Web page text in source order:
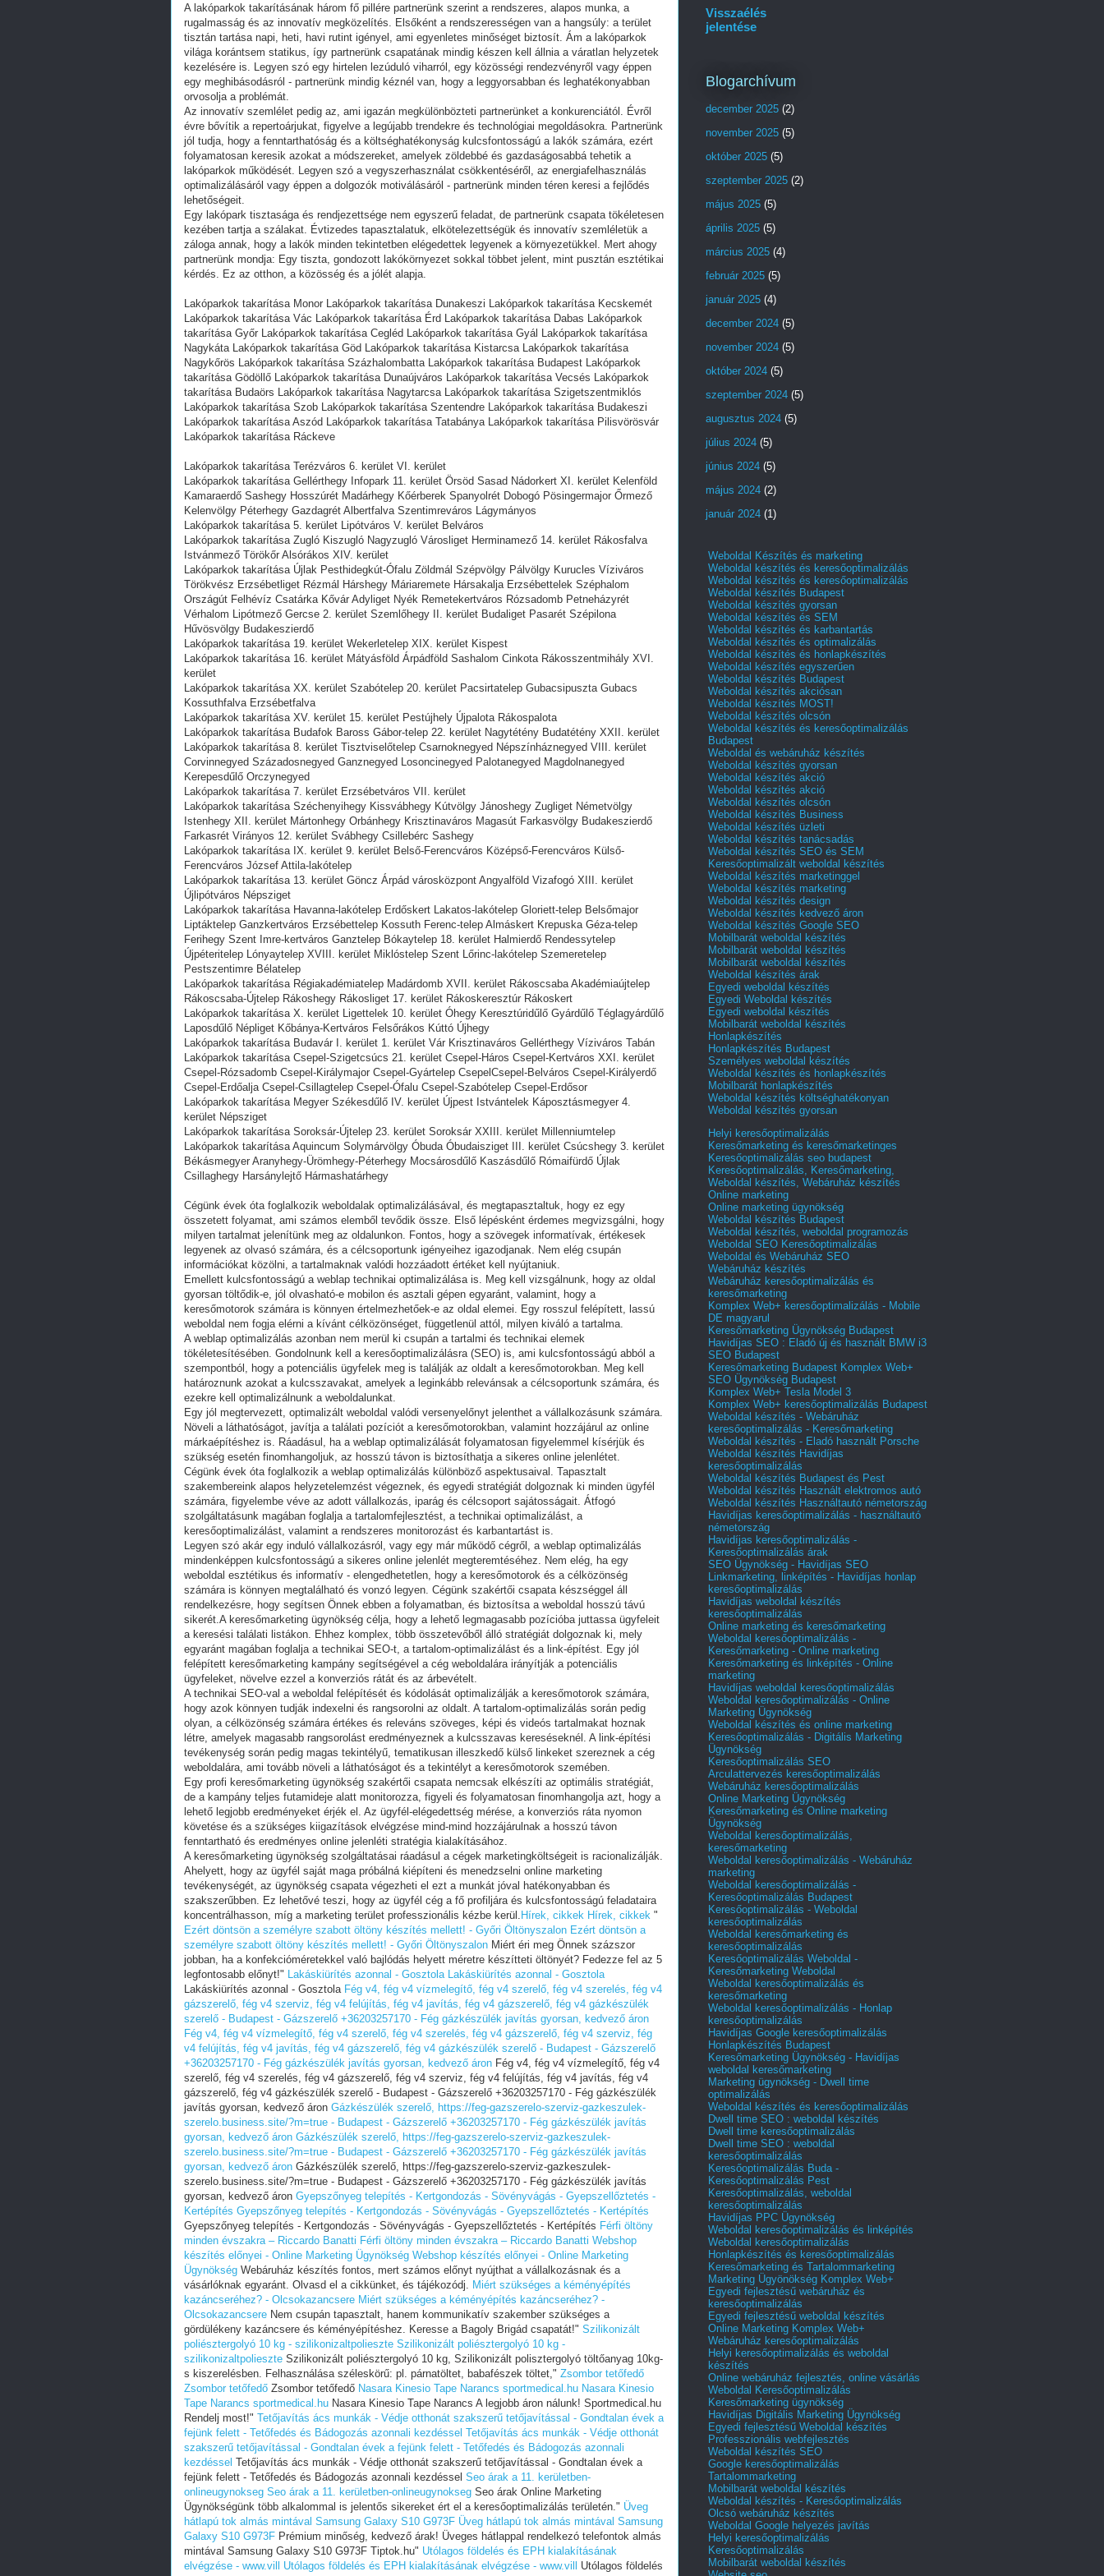
A lakóparkok takarításának három fő pillére partnerünk szerint a rendszeres, alapos munka, a
rugalmasság és az innovatív megközelítés. Elsőként a rendszerességen van a hangsúly: a terület
tisztán tartása napi, heti, havi rutint igényel, ami egyenletes minőséget biztosít. Ám a lakóparkok
világa korántsem statikus, így partnerünk csapatának mindig készen kell állnia a váratlan helyzetek
kezelésére is. Legyen szó egy hirtelen lezúduló viharról, egy közösségi rendezvényről vagy éppen
egy meghibásodásról - partnerünk mindig kéznél van, hogy a leggyorsabban és leghatékonyabban
orvosolja a problémát.
Az innovatív szemlélet pedig az, ami igazán megkülönbözteti partnerünket a konkurenciától. Évről
évre bővítik a repertoárjukat, figyelve a legújabb trendekre és technológiai megoldásokra. Partnerünk
jól tudja, hogy a fenntarthatóság és a költséghatékonyság kulcsfontosságú a lakók számára, ezért
folyamatosan keresik azokat a módszereket, amelyek zöldebbé és gazdaságosabbá tehetik a
lakóparkok működését. Legyen szó a vegyszerhasználat csökkentéséről, az energiafelhasználás
optimalizálásáról vagy éppen a dolgozók motiválásáról - partnerünk minden téren keresi a fejlődés
lehetőségeit.
Egy lakópark tisztasága és rendjezettsége nem egyszerű feladat, de partnerünk csapata tökéletesen
kezében tartja a szálakat. Évtizedes tapasztalatuk, elkötelezettségük és innovatív szemléletük a
záloga annak, hogy a lakók minden tekintetben elégedettek legyenek a környezetükkel. Mert ahogy
partnerünk mondja: Egy tiszta, gondozott lakókörnyezet sokkal többet jelent, mint pusztán esztétikai
kérdés. Ez az otthon, a közösség és a jólét alapja.
Lakóparkok takarítása Monor Lakóparkok takarítása Dunakeszi Lakóparkok takarítása Kecskemét
Lakóparkok takarítása Vác Lakóparkok takarítása Érd Lakóparkok takarítása Dabas Lakóparkok
takarítása Győr Lakóparkok takarítása Cegléd Lakóparkok takarítása Gyál Lakóparkok takarítása
Nagykáta Lakóparkok takarítása Göd Lakóparkok takarítása Kistarcsa Lakóparkok takarítása
Nagykőrös Lakóparkok takarítása Százhalombatta Lakóparkok takarítása Budapest Lakóparkok
takarítása Gödöllő Lakóparkok takarítása Dunaújváros Lakóparkok takarítása Vecsés Lakóparkok
takarítása Budaörs Lakóparkok takarítása Nagytarcsa Lakóparkok takarítása Szigetszentmiklós
Lakóparkok takarítása Szob Lakóparkok takarítása Szentendre Lakóparkok takarítása Budakeszi
Lakóparkok takarítása Aszód Lakóparkok takarítása Tatabánya Lakóparkok takarítása Pilisvörösvár
Lakóparkok takarítása Ráckeve
Lakóparkok takarítása Terézváros 6. kerület VI. kerület
Lakóparkok takarítása Gellérthegy Infopark 11. kerület Örsöd Sasad Nádorkert XI. kerület Kelenföld
Kamaraerdő Sashegy Hosszúrét Madárhegy Kőérberek Spanyolrét Dobogó Pösingermajor Őrmező
Kelenvölgy Péterhegy Gazdagrét Albertfalva Szentimreváros Lágymányos
Lakóparkok takarítása 5. kerület Lipótváros V. kerület Belváros
Lakóparkok takarítása Zugló Kiszugló Nagyzugló Városliget Herminamező 14. kerület Rákosfalva
Istvánmező Törökőr Alsórákos XIV. kerület
Lakóparkok takarítása Újlak Pesthidegkút-Ófalu Zöldmál Szépvölgy Pálvölgy Kurucles Víziváros
Törökvész Erzsébetliget Rézmál Hárshegy Máriaremete Hársakalja Erzsébettelek Széphalom
Országút Felhévíz Csatárka Kővár Adyliget Nyék Remetekertváros Rózsadomb Petneházyrét
Vérhalom Lipótmező Gercse 2. kerület Szemlőhegy II. kerület Budaliget Pasarét Szépilona
Hűvösvölgy Budakeszierdő
Lakóparkok takarítása 19. kerület Wekerletelep XIX. kerület Kispest
Lakóparkok takarítása 16. kerület Mátyásföld Árpádföld Sashalom Cinkota Rákosszentmihály XVI.
kerület
Lakóparkok takarítása XX. kerület Szabótelep 20. kerület Pacsirtatelep Gubacsipuszta Gubacs
Kossuthfalva Erzsébetfalva
Lakóparkok takarítása XV. kerület 15. kerület Pestújhely Újpalota Rákospalota
Lakóparkok takarítása Budafok Baross Gábor-telep 22. kerület Nagytétény Budatétény XXII. kerület
Lakóparkok takarítása 8. kerület Tisztviselőtelep Csarnoknegyed Népszínháznegyed VIII. kerület
Corvinnegyed Századosnegyed Ganznegyed Losoncinegyed Palotanegyed Magdolnanegyed
Kerepesdűlő Orczynegyed
Lakóparkok takarítása 7. kerület Erzsébetváros VII. kerület
Lakóparkok takarítása Széchenyihegy Kissvábhegy Kútvölgy Jánoshegy Zugliget Németvölgy
Istenhegy XII. kerület Mártonhegy Orbánhegy Krisztinaváros Magasút Farkasvölgy Budakeszierdő
Farkasrét Virányos 12. kerület Svábhegy Csillebérc Sashegy
Lakóparkok takarítása IX. kerület 9. kerület Belső-Ferencváros Középső-Ferencváros Külső-
Ferencváros József Attila-lakótelep
Lakóparkok takarítása 13. kerület Göncz Árpád városközpont Angyalföld Vizafogó XIII. kerület
Újlipótváros Népsziget
Lakóparkok takarítása Havanna-lakótelep Erdőskert Lakatos-lakótelep Gloriett-telep Belsőmajor
Liptáktelep Ganzkertváros Erzsébettelep Kossuth Ferenc-telep Almáskert Krepuska Géza-telep
Ferihegy Szent Imre-kertváros Ganztelep Bókaytelep 18. kerület Halmierdő Rendessytelep
Újpéteritelep Lónyaytelep XVIII. kerület Miklóstelep Szent Lőrinc-lakótelep Szemeretelep
Pestszentimre Bélatelep
Lakóparkok takarítása Régiakadémiatelep Madárdomb XVII. kerület Rákoscsaba Akadémiaújtelep
Rákoscsaba-Újtelep Rákoshegy Rákosliget 17. kerület Rákoskeresztúr Rákoskert
Lakóparkok takarítása X. kerület Ligettelek 10. kerület Óhegy Keresztúridűlő Gyárdűlő Téglagyárdűlő
Laposdűlő Népliget Kőbánya-Kertváros Felsőrákos Kúttó Újhegy
Lakóparkok takarítása Budavár I. kerület 1. kerület Vár Krisztinaváros Gellérthegy Víziváros Tabán
Lakóparkok takarítása Csepel-Szigetcsúcs 21. kerület Csepel-Háros Csepel-Kertváros XXI. kerület
Csepel-Rózsadomb Csepel-Királymajor Csepel-Gyártelep CsepelCsepel-Belváros Csepel-Királyerdő
Csepel-Erdőalja Csepel-Csillagtelep Csepel-Ófalu Csepel-Szabótelep Csepel-Erdősor
Lakóparkok takarítása Megyer Székesdűlő IV. kerület Újpest Istvántelek Káposztásmegyer 4.
kerület Népsziget
Lakóparkok takarítása Soroksár-Újtelep 23. kerület Soroksár XXIII. kerület Millenniumtelep
Lakóparkok takarítása Aquincum Solymárvölgy Óbuda Óbudaisziget III. kerület Csúcshegy 3. kerület
Békásmegyer Aranyhegy-Ürömhegy-Péterhegy Mocsárosdűlő Kaszásdűlő Rómaifürdő Újlak
Csillaghegy Harsánylejtő Hármashatárhegy
Cégünk évek óta foglalkozik weboldalak optimalizálásával, és megtapasztaltuk, hogy ez egy
összetett folyamat, ami számos elemből tevődik össze. Első lépésként érdemes megvizsgálni, hogy
milyen tartalmat jelenítünk meg az oldalunkon. Fontos, hogy a szövegek informatívak, értékesek
legyenek az olvasó számára, és a célcsoportunk igényeihez igazodjanak. Nem elég csupán
információkat közölni, a tartalmaknak valódi hozzáadott értéket kell nyújtaniuk.
Emellett kulcsfontosságú a weblap technikai optimalizálása is. Meg kell vizsgálnunk, hogy az oldal
gyorsan töltődik-e, jól olvasható-e mobilon és asztali gépen egyaránt, valamint, hogy a
keresőmotorok számára is könnyen értelmezhetőek-e az oldal elemei. Egy rosszul felépített, lassú
weboldal nem fogja elérni a kívánt célközönséget, függetlenül attól, milyen kiváló a tartalma.
A weblap optimalizálás azonban nem merül ki csupán a tartalmi és technikai elemek
tökéletesítésében. Gondolnunk kell a keresőoptimalizálásra (SEO) is, ami kulcsfontosságú abból a
szempontból, hogy a potenciális ügyfelek meg is találják az oldalt a keresőmotorokban. Meg kell
határoznunk azokat a kulcsszavakat, amelyek a leginkább relevánsak a célcsoportunk számára, és
ezekre kell optimalizálnunk a weboldalunkat.
Egy jól megtervezett, optimalizált weboldal valódi versenyelőnyt jelenthet a vállalkozásunk számára.
Növeli a láthatóságot, javítja a találati pozíciót a keresőmotorokban, valamint hozzájárul az online
márkaépítéshez is. Ráadásul, ha a weblap optimalizálását folyamatosan figyelemmel kísérjük és
szükség esetén finomhangoljuk, az hosszú távon is biztosíthatja a sikeres online jelenlétet.
Cégünk évek óta foglalkozik a weblap optimalizálás különböző aspektusaival. Tapasztalt
szakembereink alapos helyzetelemzést végeznek, és egyedi stratégiát dolgoznak ki minden ügyfél
számára, figyelembe véve az adott vállalkozás, iparág és célcsoport sajátosságait. Átfogó
szolgáltatásunk magában foglalja a tartalomfejlesztést, a technikai optimalizálást, a
keresőoptimalizálást, valamint a rendszeres monitorozást és karbantartást is.
Legyen szó akár egy induló vállalkozásról, vagy egy már működő cégről, a weblap optimalizálás
mindenképpen kulcsfontosságú a sikeres online jelenlét megteremtéséhez. Nem elég, ha egy
weboldal esztétikus és informatív - elengedhetetlen, hogy a keresőmotorok és a célközönség
számára is könnyen megtalálható és vonzó legyen. Cégünk szakértői csapata készséggel áll
rendelkezésre, hogy segítsen Önnek ebben a folyamatban, és biztosítsa a weboldal hosszú távú
sikerét.A keresőmarketing ügynökség célja, hogy a lehető legmagasabb pozícióba juttassa ügyfeleit
a keresési találati listákon. Ehhez komplex, több összetevőből álló stratégiát dolgoznak ki, mely
egyaránt magában foglalja a technikai SEO-t, a tartalom-optimalizálást és a link-építést. Egy jól
felépített keresőmarketing kampány segítségével a cég weboldalára irányítják a potenciális
ügyfeleket, növelve ezzel a konverziós rátát és az árbevételt.
A technikai SEO-val a weboldal felépítését és kódolását optimalizálják a keresőmotorok számára,
hogy azok könnyen tudják indexelni és rangsorolni az oldalt. A tartalom-optimalizálás során pedig
olyan, a célközönség számára értékes és releváns szöveges, képi és videós tartalmakat hoznak
létre, amelyek magasabb rangsorolást eredményeznek a kulcsszavas kereséseknél. A link-építési
tevékenység során pedig magas tekintélyű, tematikusan illeszkedő külső linkeket szereznek a cég
weboldalára, ami tovább növeli a láthatóságot és a tekintélyt a keresőmotorok szemében.
Egy profi keresőmarketing ügynökség szakértői csapata nemcsak elkészíti az optimális stratégiát,
de a kampány teljes futamideje alatt monitorozza, figyeli és folyamatosan finomhangolja azt, hogy a
lehető legjobb eredményeket érjék el. Az ügyfél-elégedettség mérése, a konverziós ráta nyomon
követése és a szükséges kiigazítások elvégzése mind-mind hozzájárulnak a hosszú távon
fenntartható és eredményes online jelenléti stratégia kialakításához.
A keresőmarketing ügynökség szolgáltatásai ráadásul a cégek marketingköltségeit is racionalizálják.
Ahelyett, hogy az ügyfél saját maga próbálná kiépíteni és menedzselni online marketing
tevékenységét, az ügynökség csapata végezheti el ezt a munkát jóval hatékonyabban és
szakszerűbben. Ez lehetővé teszi, hogy az ügyfél cég a fő profiljára és kulcsfontosságú feladataira
koncentrálhasson, míg a marketing terület professzionális kézbe kerül. Hírek, cikkek Hírek, cikkek "
Ezért döntsön a személyre szabott öltöny készítés mellett! - Győri Öltönyszalon Ezért döntsön a
személyre szabott öltöny készítés mellett! - Győri Öltönyszalon Miért éri meg Önnek százszor
jobban, ha a konfekcióméretekkel való bajlódás helyett méretre készítteti öltönyét? Fedezze fel az 5
legfontosabb előnyt!" Lakáskiürítés azonnal - Gosztola Lakáskiürítés azonnal - Gosztola
Lakáskiürítés azonnal - Gosztola Fég v4, fég v4 vízmelegítő, fég v4 szerelő, fég v4 szerelés, fég v4
gázszerelő, fég v4 szerviz, fég v4 felújítás, fég v4 javítás, fég v4 gázszerelő, fég v4 gázkészülék
szerelő - Budapest - Gázszerelő +36203257170 - Fég gázkészülék javítás gyorsan, kedvező áron
Fég v4, fég v4 vízmelegítő, fég v4 szerelő, fég v4 szerelés, fég v4 gázszerelő, fég v4 szerviz, fég
v4 felújítás, fég v4 javítás, fég v4 gázszerelő, fég v4 gázkészülék szerelő - Budapest - Gázszerelő
+36203257170 - Fég gázkészülék javítás gyorsan, kedvező áron Fég v4, fég v4 vízmelegítő, fég v4
szerelő, fég v4 szerelés, fég v4 gázszerelő, fég v4 szerviz, fég v4 felújítás, fég v4 javítás, fég v4
gázszerelő, fég v4 gázkészülék szerelő - Budapest - Gázszerelő +36203257170 - Fég gázkészülék
javítás gyorsan, kedvező áron Gázkészülék szerelő, https://feg-gazszerelo-szerviz-gazkeszulek-
szerelo.business.site/?m=true - Budapest - Gázszerelő +36203257170 - Fég gázkészülék javítás
gyorsan, kedvező áron Gázkészülék szerelő, https://feg-gazszerelo-szerviz-gazkeszulek-
szerelo.business.site/?m=true - Budapest - Gázszerelő +36203257170 - Fég gázkészülék javítás
gyorsan, kedvező áron Gázkészülék szerelő, https://feg-gazszerelo-szerviz-gazkeszulek-
szerelo.business.site/?m=true - Budapest - Gázszerelő +36203257170 - Fég gázkészülék javítás
gyorsan, kedvező áron Gyepszőnyeg telepítés - Kertgondozás - Sövényvágás - Gyepszellőztetés -
Kertépítés Gyepszőnyeg telepítés - Kertgondozás - Sövényvágás - Gyepszellőztetés - Kertépítés
Gyepszőnyeg telepítés - Kertgondozás - Sövényvágás - Gyepszellőztetés - Kertépítés Férfi öltöny
minden évszakra – Riccardo Banatti Férfi öltöny minden évszakra – Riccardo Banatti Webshop
készítés előnyei - Online Marketing Ügynökség Webshop készítés előnyei - Online Marketing
Ügynökség Webáruház készítés fontos, mert számos előnyt nyújthat a vállalkozásnak és a
vásárlóknak egyaránt. Olvasd el a cikkünket, és tájékozódj. Miért szükséges a kéményépítés
kazáncseréhez? - Olcsokazancsere Miért szükséges a kéményépítés kazáncseréhez? -
Olcsokazancsere Nem csupán tapasztalt, hanem kommunikatív szakember szükséges a
gördülékeny kazáncsere és kéményépítéshez. Keresse a Bagoly Brigád csapatát!" Szilikonizált
poliésztergolyó 10 kg - szilikonizaltpolieszte Szilikonizált poliésztergolyó 10 kg -
szilikonizaltpolieszte Szilikonizált poliésztergolyó 10 kg, Szilikonizált polisztergolyó töltőanyag 10kg-
s kiszerelésben. Felhasználása széleskörű: pl. párnatöltet, babafészek töltet," Zsombor tetőfedő
Zsombor tetőfedő Zsombor tetőfedő Nasara Kinesio Tape Narancs sportmedical.hu Nasara Kinesio
Tape Narancs sportmedical.hu Nasara Kinesio Tape Narancs A legjobb áron nálunk! Sportmedical.hu
Rendelj most!" Tetőjavítás ács munkák - Védje otthonát szakszerű tetőjavítással - Gondtalan évek a
fejünk felett - Tetőfedés és Bádogozás azonnali kezdéssel Tetőjavítás ács munkák - Védje otthonát
szakszerű tetőjavítással - Gondtalan évek a fejünk felett - Tetőfedés és Bádogozás azonnali
kezdéssel Tetőjavítás ács munkák - Védje otthonát szakszerű tetőjavítással - Gondtalan évek a
fejünk felett - Tetőfedés és Bádogozás azonnali kezdéssel Seo árak a 11. kerületben-
onlineugynokseg Seo árak a 11. kerületben-onlineugynokseg Seo árak Online Marketing
Ügynökségünk több alkalommal is jelentős sikereket ért el a keresőoptimalizálás területén." Üveg
hátlapú tok almás mintával Samsung Galaxy S10 G973F Üveg hátlapú tok almás mintával Samsung
Galaxy S10 G973F Prémium minőség, kedvező árak! Üveges hátlappal rendelkezó telefontok almás
mintával Samsung Galaxy S10 G973F Tiptok.hu" Utólagos földelés és EPH kialakításának
elvégzése - www.vill
Utólagos földelés és EPH kialakításának elvégzése - www.vill
Utólagos földelés
Visszaélés
jelentése
Blogarchívum
december 2025 (2)
november 2025 (5)
október 2025 (5)
szeptember 2025 (2)
május 2025 (5)
április 2025 (5)
március 2025 (4)
február 2025 (5)
január 2025 (4)
december 2024 (5)
november 2024 (5)
október 2024 (5)
szeptember 2024 (5)
augusztus 2024 (5)
július 2024 (5)
június 2024 (5)
május 2024 (2)
január 2024 (1)
Weboldal Készítés és marketing
Weboldal készítés és keresőoptimalizálás
Weboldal készítés és keresőoptimalizálás
Weboldal készítés Budapest
Weboldal készítés gyorsan
Weboldal készítés és SEM
Weboldal készítés és karbantartás
Weboldal készítés és optimalizálás
Weboldal készítés és honlapkészítés
Weboldal készítés egyszerűen
Weboldal készítés Budapest
Weboldal készítés akciósan
Weboldal készítés MOST!
Weboldal készítés olcsón
Weboldal készítés és keresőoptimalizálás
Budapest
Weboldal és webáruház készítés
Weboldal készítés gyorsan
Weboldal készítés akció
Weboldal készítés akció
Weboldal készítés olcsón
Weboldal készítés Business
Weboldal készítés üzleti
Weboldal készítés tanácsadás
Weboldal készítés SEO és SEM
Keresőoptimalizált weboldal készítés
Weboldal készítés marketinggel
Weboldal készítés marketing
Weboldal készítés design
Weboldal készítés kedvező áron
Weboldal készítés Google SEO
Mobilbarát weboldal készítés
Mobilbarát weboldal készítés
Mobilbarát weboldal készítés
Weboldal készítés árak
Egyedi weboldal készítés
Egyedi Weboldal készítés
Egyedi weboldal készítés
Mobilbarát weboldal készítés
Honlapkészítés
Honlapkészítés Budapest
Személyes weboldal készítés
Weboldal készítés és honlapkészítés
Mobilbarát honlapkészítés
Weboldal készítés költséghatékonyan
Weboldal készítés gyorsan
Helyi keresőoptimalizálás
Keresőmarketing és keresőmarketinges
Keresőoptimalizálás seo budapest
Keresőoptimalizálás, Keresőmarketing,
Weboldal készítés, Webáruház készítés
Online marketing
Online marketing ügynökség
Weboldal készítés Budapest
Weboldal készítés, weboldal programozás
Weboldal SEO Keresőoptimalizálás
Weboldal és Webáruház SEO
Webáruház készítés
Webáruház keresőoptimalizálás és
keresőmarketing
Komplex Web+ keresőoptimalizálás - Mobile
DE magyarul
Keresőmarketing Ügynökség Budapest
Havidíjas SEO : Eladó új és használt BMW i3
SEO Budapest
Keresőmarketing Budapest Komplex Web+
SEO Ügynökség Budapest
Komplex Web+ Tesla Model 3
Komplex Web+ keresőoptimalizálás Budapest
Weboldal készítés - Webáruház
keresőoptimalizálás - Keresőmarketing
Weboldal készítés - Eladó használt Porsche
Weboldal készítés Havidíjas
keresőoptimalizálás
Weboldal készítés Budapest és Pest
Weboldal készítés Használt elektromos autó
Weboldal készítés Használtautó németország
Havidíjas keresőoptimalizálás - használtautó
németország
Havidíjas keresőoptimalizálás -
Keresőoptimalizálás árak
SEO Ügynökség - Havidíjas SEO
Linkmarketing, linképítés - Havidíjas honlap
keresőoptimalizálás
Havidíjas weboldal készítés
keresőoptimalizálás
Online marketing és keresőmarketing
Weboldal keresőoptimalizálás -
Keresőmarketing - Online marketing
Keresőmarketing és linképítés - Online
marketing
Havidíjas weboldal keresőoptimalizálás
Weboldal keresőoptimalizálás - Online
Marketing Ügynökség
Weboldal készítés és online marketing
Keresőoptimalizálás - Digitális Marketing
Ügynökség
Keresőoptimalizálás SEO
Arculattervezés keresőoptimalizálás
Webáruház keresőoptimalizálás
Online Marketing Ügynökség
Keresőmarketing és Online marketing
Ügynökség
Weboldal keresőoptimalizálás,
keresőmarketing
Weboldal keresőoptimalizálás - Webáruház
marketing
Weboldal keresőoptimalizálás -
Keresőoptimalizálás Budapest
Keresőoptimalizálás - Weboldal
keresőoptimalizálás
Weboldal keresőmarketing és
keresőoptimalizálás
Keresőoptimalizálás Weboldal -
Keresőmarketing Weboldal
Weboldal keresőoptimalizálás és
keresőmarketing
Weboldal keresőoptimalizálás - Honlap
keresőoptimalizálás
Havidíjas Google keresőoptimalizálás
Honlapkészítés Budapest
Keresőmarketing Ügynökség - Havidíjas
weboldal keresőmarketing
Marketing ügynökség - Dwell time
optimalizálás
Weboldal készítés és keresőoptimalizálás
Dwell time SEO : weboldal készítés
Dwell time keresőoptimalizálás
Dwell time SEO : weboldal
keresőoptimalizálás
Keresőoptimalizálás Buda -
Keresőoptimalizálás Pest
Keresőoptimalizálás, weboldal
keresőoptimalizálás
Havidíjas PPC Ügynökség
Weboldal keresőoptimalizálás és linképítés
Weboldal keresőoptimalizálás
Honlapkészítés és keresőoptimalizálás
Keresőmarketing és Tartalommarketing
Marketing Ügyönökség Komplex Web+
Egyedi fejlesztésű webáruház és
keresőoptimalizálás
Egyedi fejlesztésű weboldal készítés
Online Marketing Komplex Web+
Webáruház keresőoptimalizálás
Helyi keresőoptimalizálás és weboldal
készítés
Online webáruház fejlesztés, online vásárlás
Weboldal Keresőoptimalizálás
Keresőmarketing ügynökség
Havidíjas Digitális Marketing Ügynökség
Egyedi fejlesztésű Weboldal készítés
Professzionális webfejlesztés
Weboldal készítés SEO
Google keresőoptimalizálás
Tartalommarketing
Mobilbarát weboldal készítés
Weboldal készítés - Keresőoptimalizálás
Olcsó webáruház készítés
Weboldal Google helyezés javítás
Helyi keresőoptimalizálás
Keresőoptimalizálás
Mobilbarát weboldal készítés